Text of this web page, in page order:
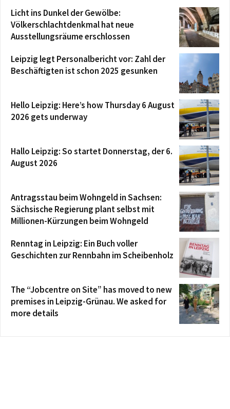
Licht ins Dunkel der Gewölbe:
Völkerschlachtdenkmal hat neue
Ausstellungsräume erschlossen
Leipzig legt Personalbericht vor: Zahl der
Beschäftigten ist schon 2025 gesunken
Hello Leipzig: Here’s how Thursday 6 August
2026 gets underway
Hallo Leipzig: So startet Donnerstag, der 6.
August 2026
Antragsstau beim Wohngeld in Sachsen:
Sächsische Regierung plant selbst mit
Millionen-Kürzungen beim Wohngeld
Renntag in Leipzig: Ein Buch voller
Geschichten zur Rennbahn im Scheibenholz
The “Jobcentre on Site” has moved to new
premises in Leipzig-Grünau. We asked for
more details